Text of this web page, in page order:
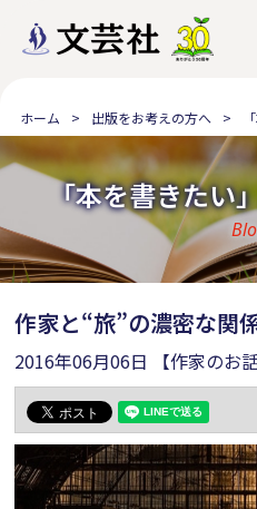
ホーム 出版をお考えの方へ
「本を書きたい
作家と“旅”の濃密な関
2016年06月06日 【作家のお話